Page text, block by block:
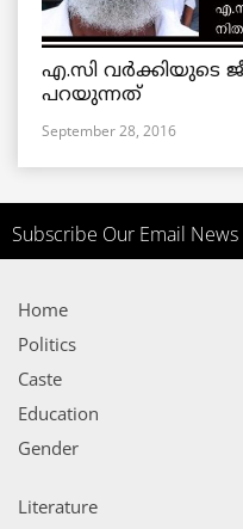
എ.സി വര്‍ക്കിയുടെ
പറയുന്നത്
September 28, 2016
Subscribe Our Email
Home
Politics
Caste
Education
Gender
Literature